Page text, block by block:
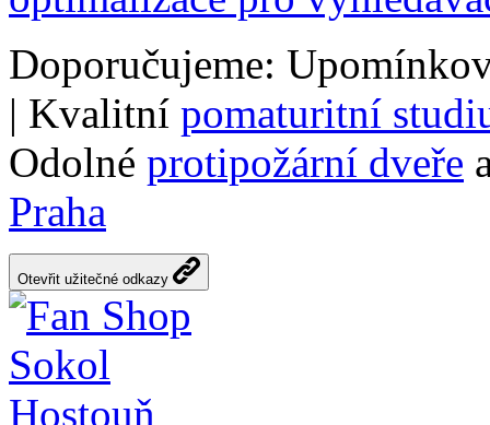
Doporučujeme:
| Kvalitní pomaturitní
Odolné protipožární dveře
Praha
Otevřit užitečné odkazy